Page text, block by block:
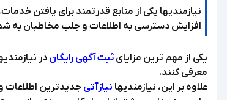
نیازمندیها یکی از منابع قدرتمند برای یافتن
افزایش دسترسی به اطلاعات و جلب مخاطبان به
یکی از مهم ترین مزایای ثبت آگهی رایگان در
معرفی کنند.
علاوه بر این، نیازمندیها نیازآتی جدیدترین اطلاعات